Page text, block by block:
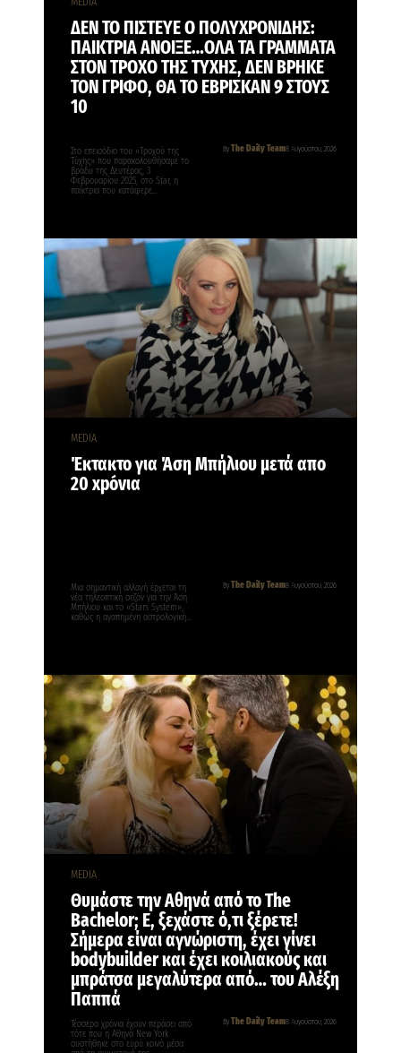
ΔΕΝ ΤΟ ΠΙΣΤΕΥΕ Ο ΠΟΛΥΧΡΟΝΙΔΗΣ:
ΠΑΙΚΤΡΙΑ ΑΝΟΙΞΕ…ΟΛΑ ΤΑ ΓΡΑΜΜΑΤΑ
ΣΤΟΝ ΤΡΟΧΟ ΤΗΣ ΤΥΧΗΣ, ΔΕΝ ΒΡΗΚΕ
ΤΟΝ ΓΡΙΦΟ, ΘΑ ΤΟ ΕΒΡΙΣΚΑΝ 9 ΣΤΟΥΣ
10
By The Daily Team8 Αυγούστου, 2026
Στο επεισόδιο του «Τροχού της
Τύχης» που παρακολουθήσαμε το
βράδυ της Δευτέρας, 3
Φεβρουαρίου 2025, στο Star, η
παίκτρια που κατάφερε…
MEDIA
Έκτακτο για Άση Μπήλιου μετά απο
20 xpóvια
By The Daily Team8 Αυγούστου, 2026
Μια σημαντική αλλαγή έρχεται τη
νέα τηλεοπτική σεζόν για την Άση
Μπήλιου και το «Stars System»,
καθώς η αγαπημένη αστρολογική…
MEDIA
Θυμάστε την Αθηνά από το The
Bachelor; Ε, ξεχάστε ό,τι ξέρετε!
Σήμερα είναι αγνώριστη, έχει γίνει
bodybuilder και έχει κοιλιακούς και
μπράτσα μεγαλύτερα από… του Αλέξη
Παππά
By The Daily Team8 Αυγούστου, 2026
Τέσσερα χρόνια έχουν περάσει από
τότε που η Αθηνά New York
συστήθηκε στο ευρύ κοινό μέσα